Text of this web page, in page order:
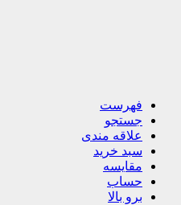
فهرست
جستجو
علاقه مندی
سبد خرید
مقایسه
حساب
برو بالا